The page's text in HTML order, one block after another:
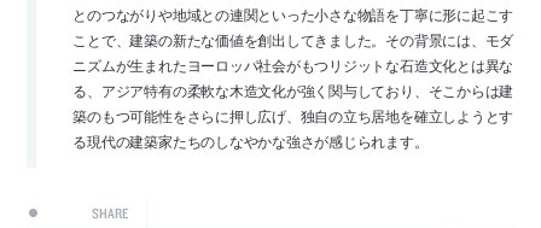
とのつながりや地域との連関といった小さな物語を丁寧に形に起こす
ことで、建築の新たな価値を創出してきました。その背景には、モダ
ニズムが生まれたヨーロッパ社会がもつリジットな石造文化とは異な
る、アジア特有の柔軟な木造文化が強く関与しており、そこからは建
築のもつ可能性をさらに押し広げ、独自の立ち居地を確立しようとす
る現代の建築家たちのしなやかな強さが感じられます。
SHARE